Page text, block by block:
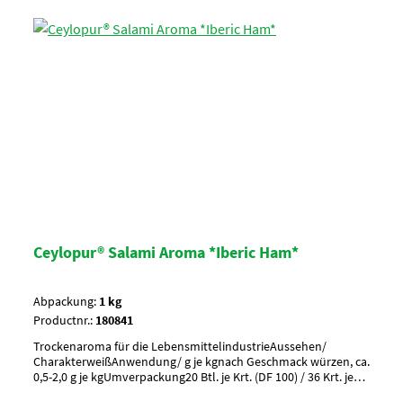
Ceylopur® Salami Aroma *Iberic Ham*
Abpackung: 1 kg
Productnr.: 180841
Trockenaroma für die LebensmittelindustrieAussehen/
CharakterweißAnwendung/ g je kgnach Geschmack würzen, ca.
0,5-2,0 g je kgUmverpackung20 Btl. je Krt. (DF 100) / 36 Krt. je